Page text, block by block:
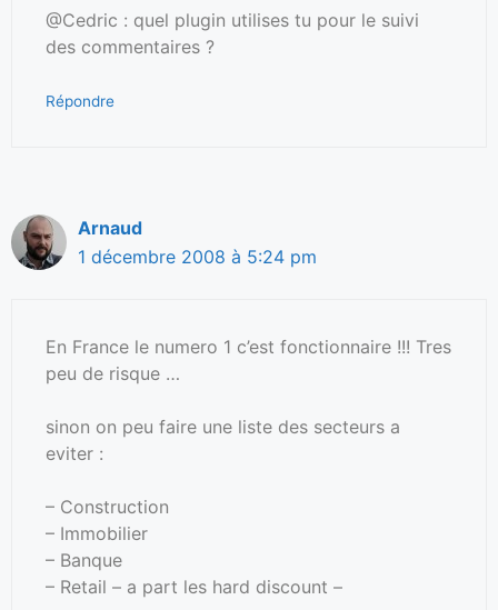
@Cedric : quel plugin utilises tu pour le suivi
des commentaires ?
Répondre
Arnaud
1 décembre 2008 à 5:24 pm
En France le numero 1 c’est fonctionnaire !!! Tres
peu de risque …
sinon on peu faire une liste des secteurs a
eviter :
– Construction
– Immobilier
– Banque
– Retail – a part les hard discount –